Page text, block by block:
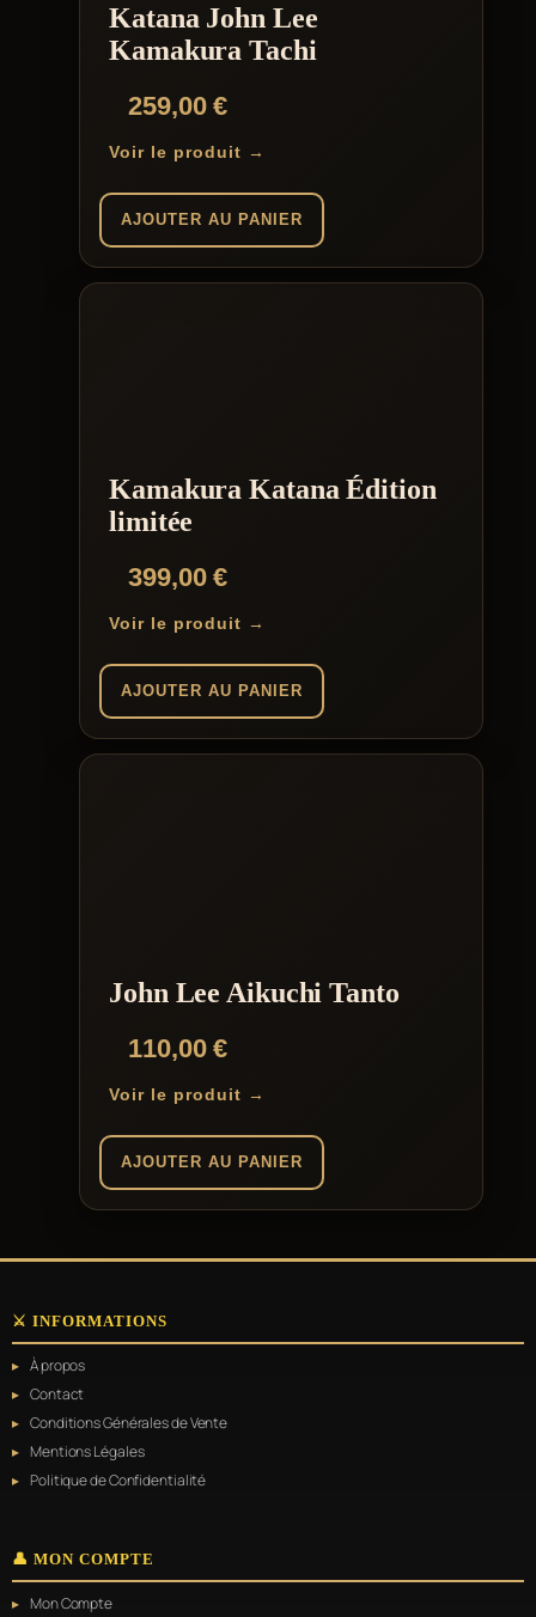
Katana John Lee
Kamakura Tachi
259,00€
Voir le produit →
AJOUTER AU PANIER
Kamakura Katana Édition
limitée
399,00€
Voir le produit →
AJOUTER AU PANIER
John Lee Aikuchi Tanto
110,00€
Voir le produit →
AJOUTER AU PANIER
⚔️ INFORMATIONS
À propos
Contact
Conditions Générales de Vente
Mentions Légales
Politique de Confidentialité
👤 MON COMPTE
Mon Compte